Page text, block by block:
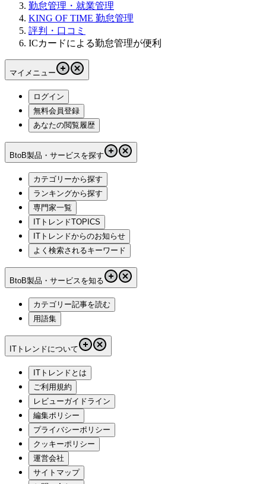
勤怠管理・就業管理
KING OF TIME 勤怠管理
評判・口コミ
ICカードによる勤怠管理が便利
マイメニュー
ログイン
無料会員登録
あなたの閲覧履歴
BtoB製品・サービスを探す
カテゴリーから探す
ランキングから探す
専門家一覧
ITトレンドTOPICS
ITトレンドからのお知らせ
よく検索されるキーワード
BtoB製品・サービスを知る
カテゴリー記事を読む
用語集
ITトレンドについて
ITトレンドとは
ご利用規約
レビューガイドライン
編集ポリシー
プライバシーポリシー
クッキーポリシー
運営会社
サイトマップ